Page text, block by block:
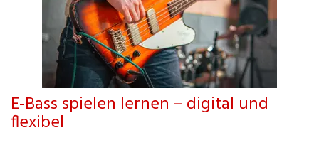
E-Bass spielen lernen – digital und
flexibel